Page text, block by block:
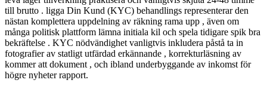
till brutto . ligga Din Kund (KYC) behandlings representerar den
nästan komplettera uppdelning av räkning rama upp , även om
många politisk plattform lämna initiala kil och spela tidigare spik bra
bekräftelse . KYC nödvändighet vanligtvis inkludera påstå ta in
fotografier av statligt utfärdad erkännande , korrekturläsning av
kommer att dokument , och ibland underbyggande av inkomst för
högre nyheter rapport.